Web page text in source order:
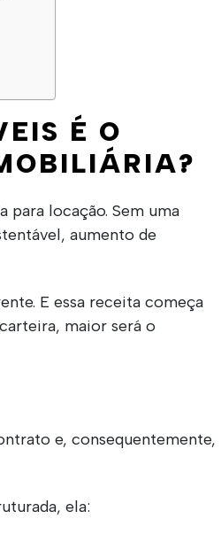
É O
para locação. Sem uma
aumento de
E essa receita começa
maior será o
e, consequentemente,
ela: